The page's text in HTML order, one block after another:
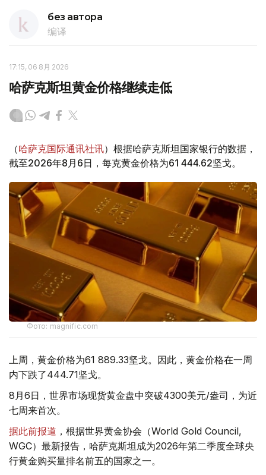
без автора
编译
17:15, 06 8月 2026
哈萨克斯坦黄金价格继续走低
（哈萨克国际通讯社讯）根据哈萨克斯坦国家银行的数据，
截至2026年8月6日，每克黄金价格为61 444.62坚戈。
Фото: magnific.com
上周，黄金价格为61 889.33坚戈。因此，黄金价格在一周
内下跌了444.71坚戈。
8月6日，世界市场现货黄金盘中突破4300美元/盎司，为近
七周来首次。
据此前报道 ，根据世界黄金协会（World Gold Council,
WGC）最新报告，哈萨克斯坦成为2026年第二季度全球央
行黄金购买量排名前五的国家之一。